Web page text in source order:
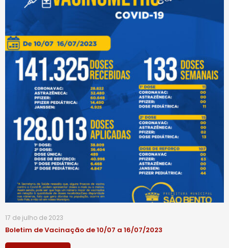
17 de julho de 2023
Boletim de Vacinação de 10/07 a 16/07/2023